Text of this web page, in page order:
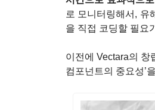
로 모니터링해서, 유
을 직접 코딩할 필요
이전에 Vectara의 창
컴포넌트의 중요성’